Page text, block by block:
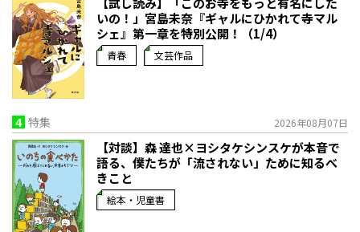
いの！」宮島未奈『ギャルにひかれて寺マル
シェ』第一章を特別公開！（1/4）
青春 文芸作品
4 特集 2026年08月07日
【対談】森 達也×ヨシタケシンスケが本音で
語る、僕たちが「流されない」ために知るべ
きこと
絵本・児童書